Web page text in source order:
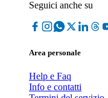
Seguici anche su
Area personale
Help e Faq
Info e contatti